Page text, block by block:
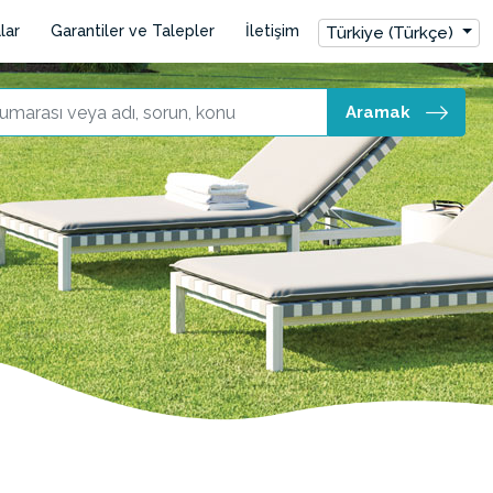
Garantiler ve Talepler İletişim Türkiye (Türkçe)
Aramak